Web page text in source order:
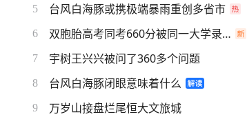
5 台风白海豚或携极端暴雨重创多省市
6 双胞胎高考同考660分被同一大学录取
7 宇树王兴兴被问了360多个问题
8 台风白海豚闭眼意味着什么
9 万岁山接盘烂尾恒大文旅城